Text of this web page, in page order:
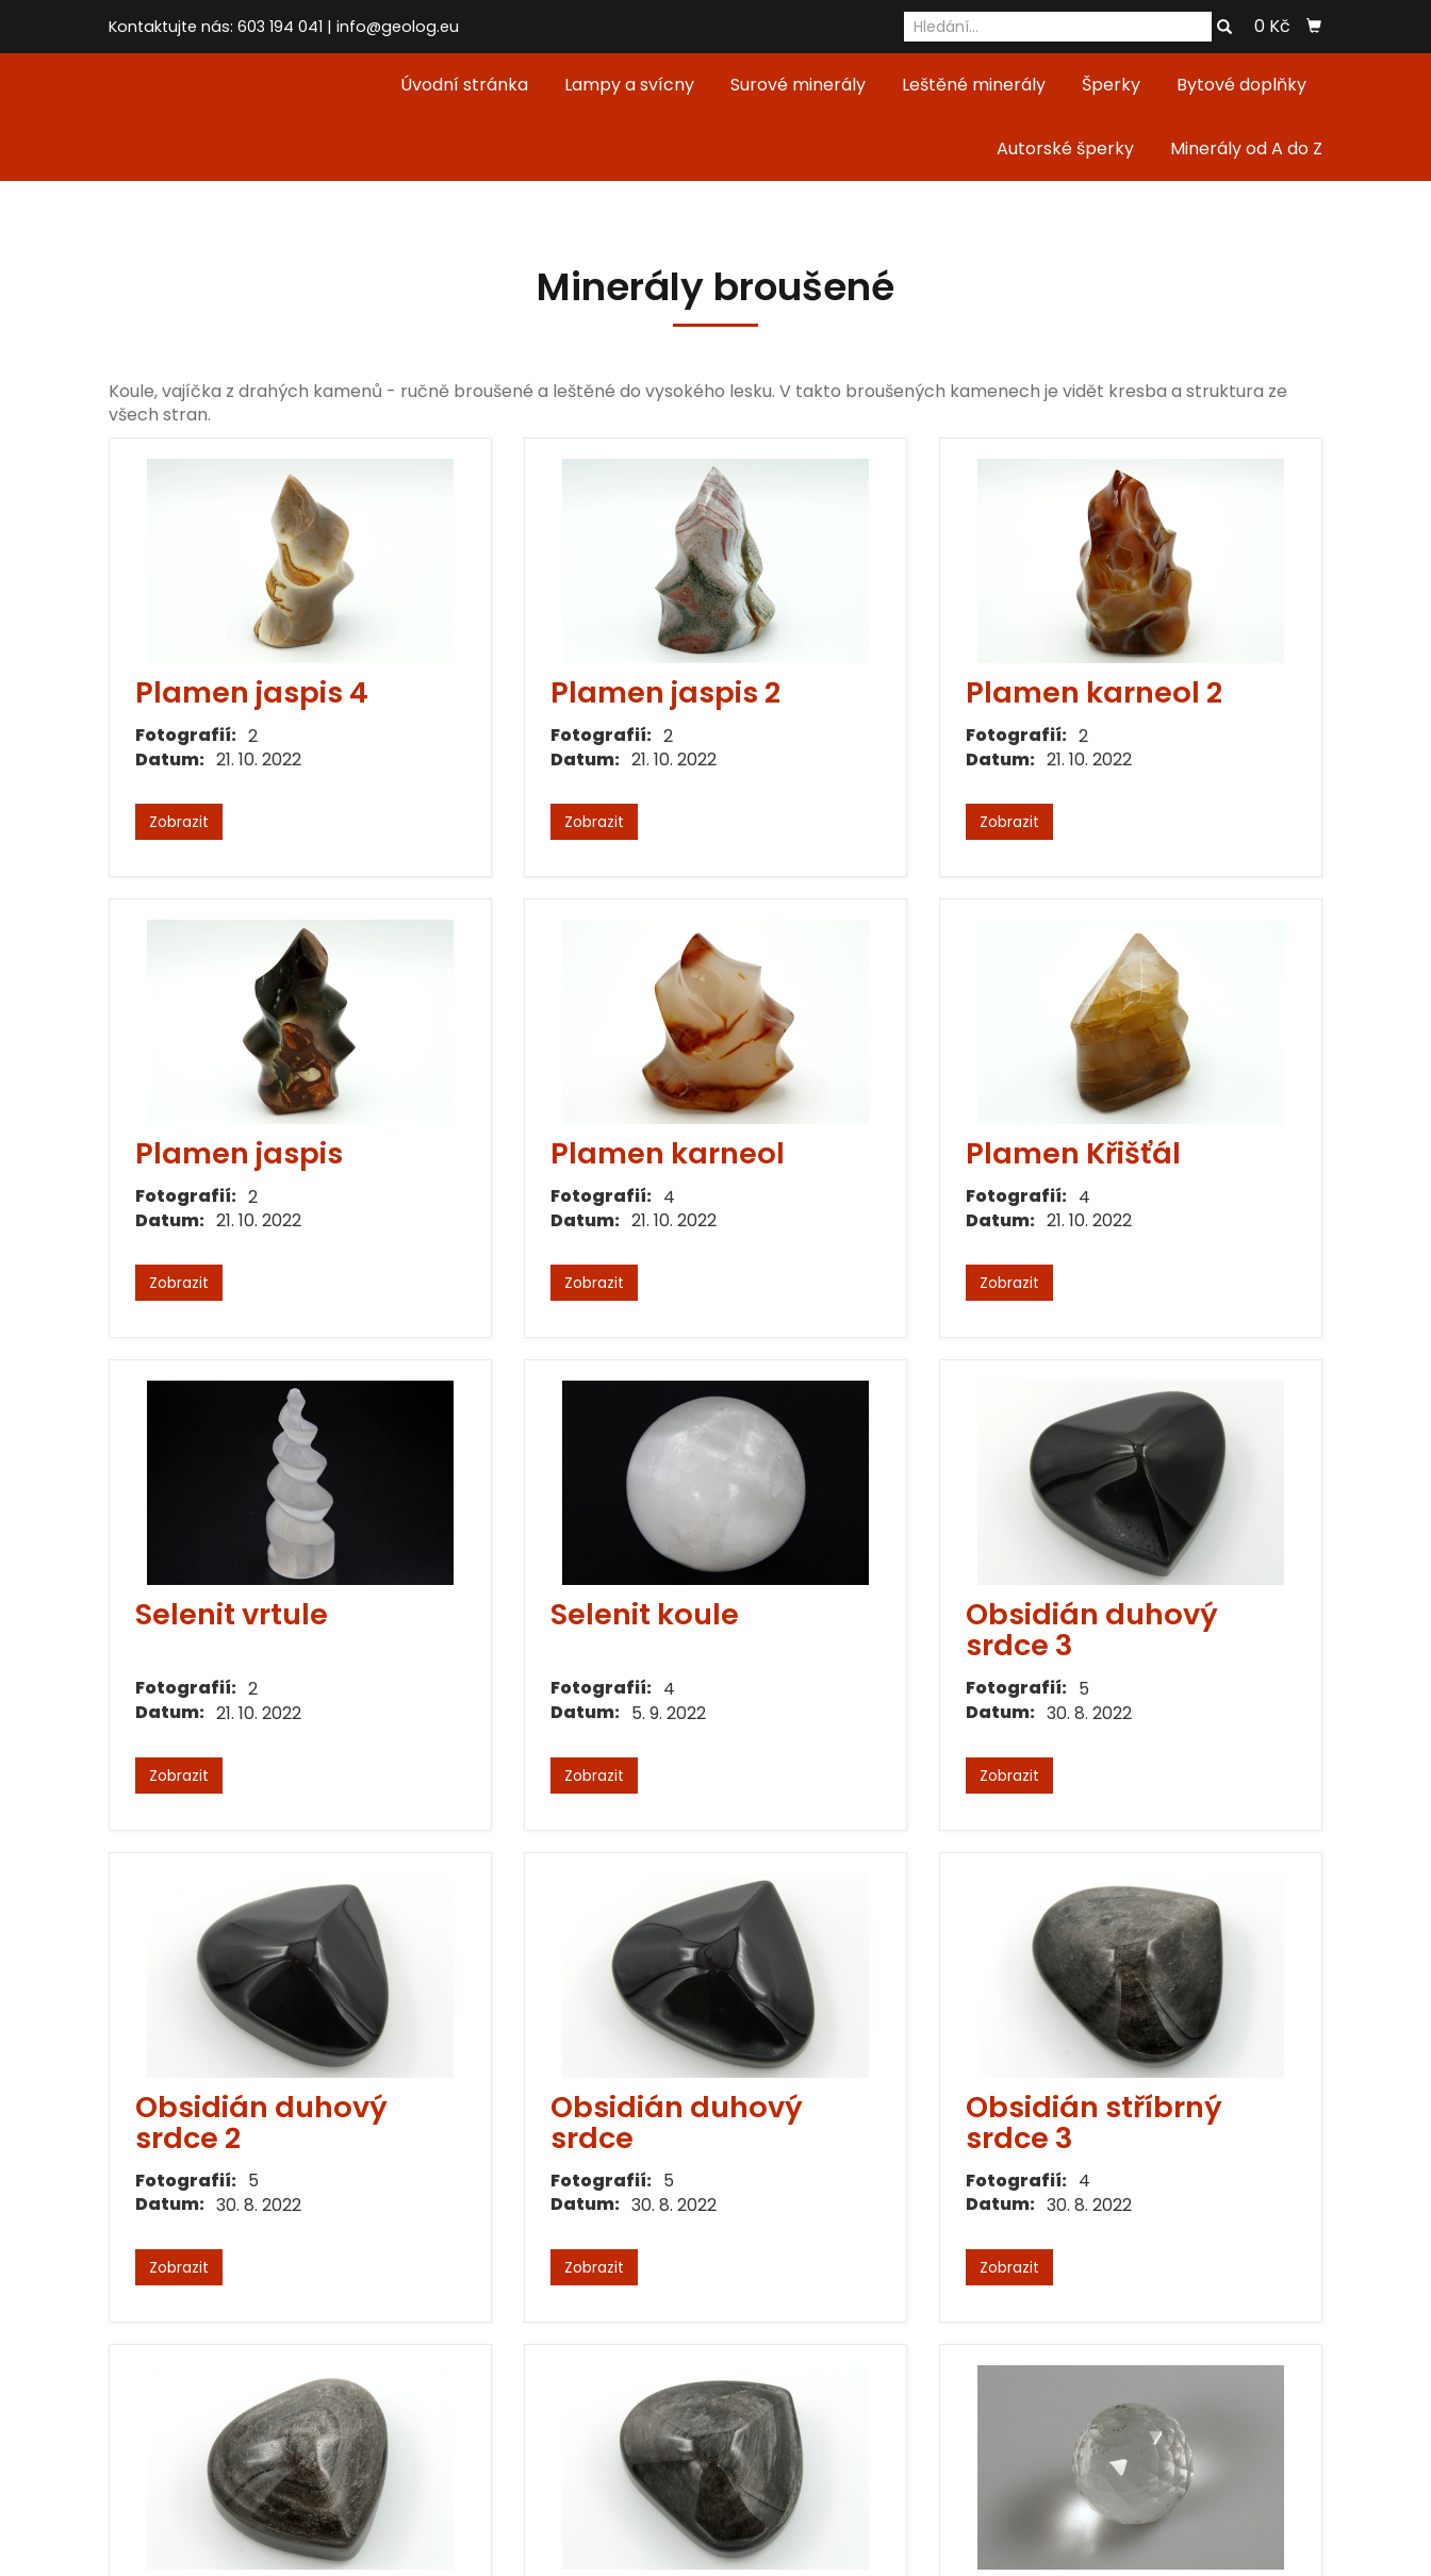
Kontaktujte nás: 603 194 041 | info@geolog.eu 0 Kč
Úvodní stránka Lampy a svícny Surové minerály Leštěné minerály Šperky Bytové doplňky
Autorské šperky Minerály od A do Z
Minerály broušené
Koule, vajíčka z drahých kamenů - ručně broušené a leštěné do vysokého lesku. V takto broušených kamenech je vidět kresba a struktura ze
všech stran.
Plamen jaspis 4
Fotografií: 2
Datum: 21. 10. 2022
Zobrazit
Plamen jaspis 2
Fotografií: 2
Datum: 21. 10. 2022
Zobrazit
Plamen karneol 2
Fotografií: 2
Datum: 21. 10. 2022
Zobrazit
Plamen jaspis
Fotografií: 2
Datum: 21. 10. 2022
Zobrazit
Plamen karneol
Fotografií: 4
Datum: 21. 10. 2022
Zobrazit
Plamen Křišťál
Fotografií: 4
Datum: 21. 10. 2022
Zobrazit
Selenit vrtule
Fotografií: 2
Datum: 21. 10. 2022
Zobrazit
Selenit koule
Fotografií: 4
Datum: 5. 9. 2022
Zobrazit
Obsidián duhový
srdce 3
Fotografií: 5
Datum: 30. 8. 2022
Zobrazit
Obsidián duhový
srdce 2
Fotografií: 5
Datum: 30. 8. 2022
Zobrazit
Obsidián duhový
srdce
Fotografií: 5
Datum: 30. 8. 2022
Zobrazit
Obsidián stříbrný
srdce 3
Fotografií: 4
Datum: 30. 8. 2022
Zobrazit